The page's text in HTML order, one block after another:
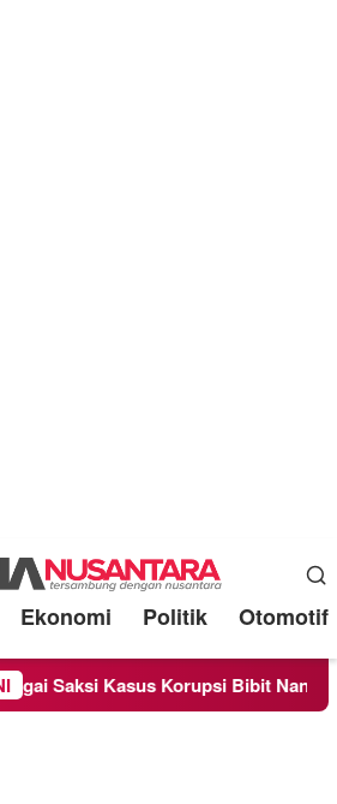
Ekonomi Politik Otomotif
Korupsi Bibit Nanas Sulsel Rp